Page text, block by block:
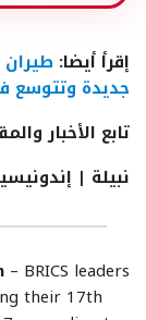
إقرأ أيضا:
جديدة وتتوسع
تابع الأخبار
نبيلة |
– BRICS leaders
their 17th